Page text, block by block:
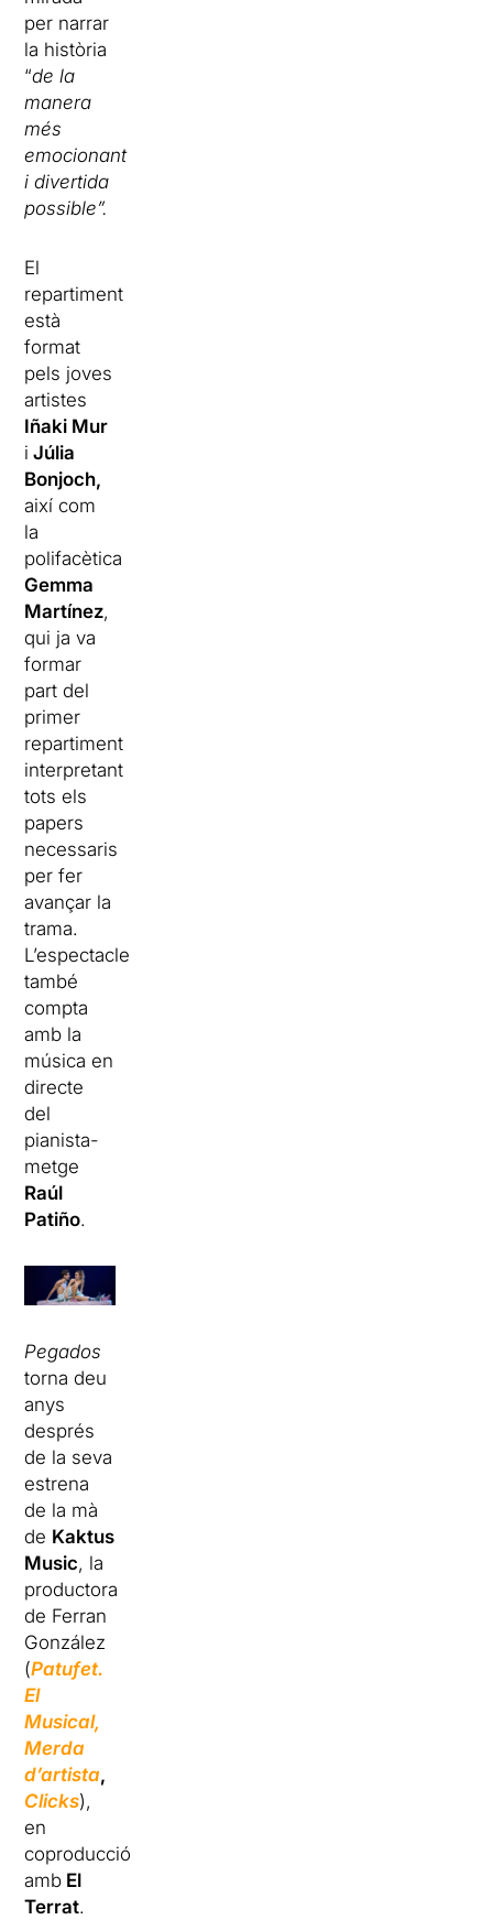
per narrar
la història
“de la
manera
més
emocionant
i divertida
possible”.
El
repartiment
està
format
pels joves
artistes
Iñaki Mur
i Júlia
Bonjoch,
així com
la
polifacètica
Gemma
Martínez,
qui ja va
formar
part del
primer
repartiment
interpretant
tots els
papers
necessaris
per fer
avançar la
trama.
L’espectacle
també
compta
amb la
música en
directe
del
pianista-
metge
Raúl
Patiño.
Pegados
torna deu
anys
després
de la seva
estrena
de la mà
de Kaktus
Music, la
productora
de Ferran
González
(Patufet.
El
Musical,
Merda
d’artista,
Clicks),
en
coproducció
amb El
Terrat.